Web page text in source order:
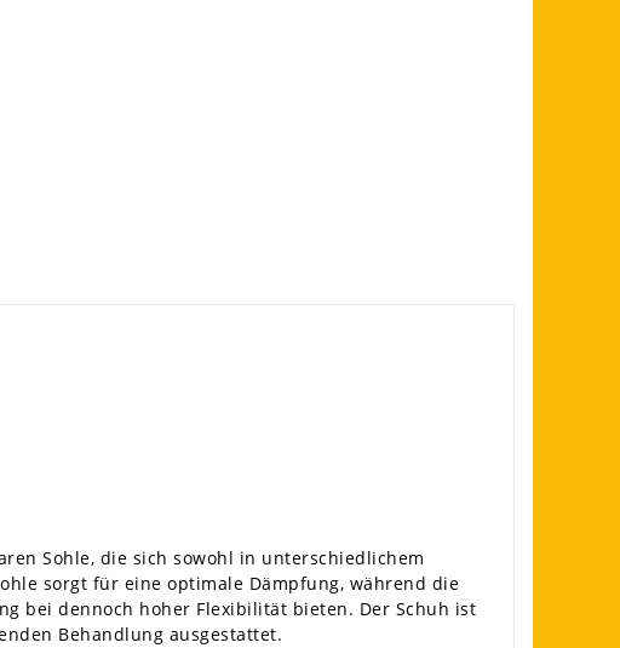
Sohle, die sich sowohl in unterschiedlichem
sorgt für eine optimale Dämpfung, während die
bei dennoch hoher Flexibilität bieten. Der Schuh ist
Behandlung ausgestattet.